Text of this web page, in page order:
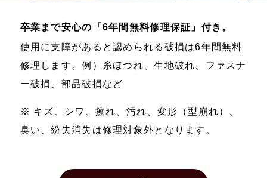
卒業まで安心の「6年間無料修理保証」付き。
使用に支障があると認められる破損は6年間無料
修理します。例）糸ほつれ、生地破れ、ファスナ
ー破損、部品破損など
※ キズ、シワ、擦れ、汚れ、変形（型崩れ）、
臭い、紛失消失は修理対象外となります。